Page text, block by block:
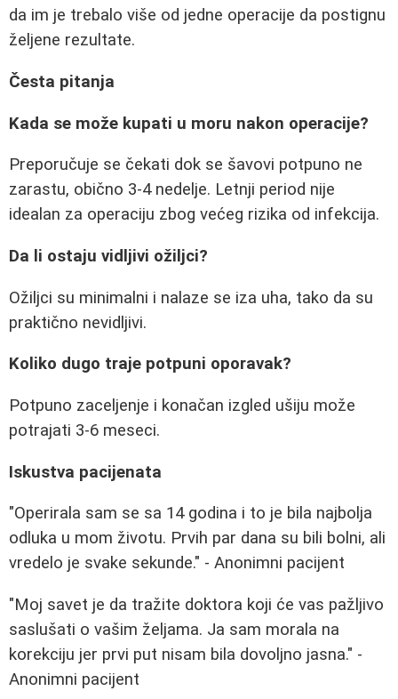
da im je trebalo više od jedne operacije da postignu
željene rezultate.
Česta pitanja
Kada se može kupati u moru nakon operacije?
Preporučuje se čekati dok se šavovi potpuno ne
zarastu, obično 3-4 nedelje. Letnji period nije
idealan za operaciju zbog većeg rizika od infekcija.
Da li ostaju vidljivi ožiljci?
Ožiljci su minimalni i nalaze se iza uha, tako da su
praktično nevidljivi.
Koliko dugo traje potpuni oporavak?
Potpuno zaceljenje i konačan izgled ušiju može
potrajati 3-6 meseci.
Iskustva pacijenata
"Operirala sam se sa 14 godina i to je bila najbolja
odluka u mom životu. Prvih par dana su bili bolni, ali
vredelo je svake sekunde." - Anonimni pacijent
"Moj savet je da tražite doktora koji će vas pažljivo
saslušati o vašim željama. Ja sam morala na
korekciju jer prvi put nisam bila dovoljno jasna." -
Anonimni pacijent